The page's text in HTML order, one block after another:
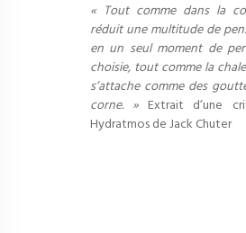
« Tout comme dans la
réduit une multitude de
en un seul moment de
choisie, tout comme la
s’attache comme des
corne. » Extrait d’une
Hydratmos de Jack Chuter